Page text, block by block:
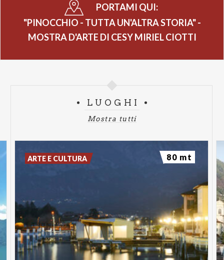
PORTAMI QUI:
"PINOCCHIO - TUTTA UN'ALTRA STORIA" -
MOSTRA D'ARTE DI CESY MIRIEL CIOTTI
LUOGHI
Mostra tutti
ARTE E CULTURA 80 mt